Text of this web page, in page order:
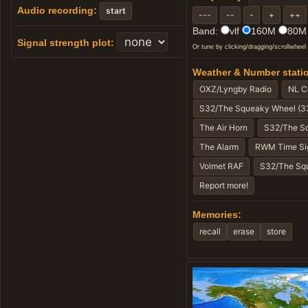
Audio recording: start
Signal strength plot:
Band: vlf 160M
Or tune by clicking/dragging/
Weather & Number
Memories:
Tu możesz wyszukać i wysłuchać różne
czyli bez nośnej lsb dolna cząstka am, usb górna
Piotr so8oo18:41
przez magistralę ALSA 16-bit. Zastępuje on
dynamiki, czystszym odbiorem słabych sygnałów
The 80m band has been switched to a genuine
replaces the previous RTL-SDR (8-bit). This change
next to strong stations, and overall improved
FT8DB — nowy projekt na WebSDR SO8OO
Uruchomiłem FT8DB i szukam osób chętnych do
https://sdr.so8oo.net/ft8db/